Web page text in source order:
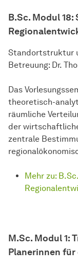
B.Sc. Modul
Standortstruktur
Betreuung: Dr.
Das
theoretisch-
räumliche
der
zentrale
Mehr zu:
M.Sc. Modul 1:
Planerinnen